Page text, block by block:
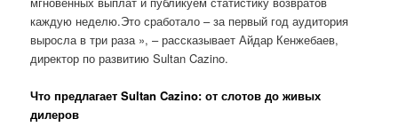
каждую неделю.Это сработало – за первый год аудитория
выросла в три раза », – рассказывает Айдар Кенжебаев,
директор по развитию Sultan Cazino.
Что предлагает Sultan Cazino: от слотов до живых
дилеров